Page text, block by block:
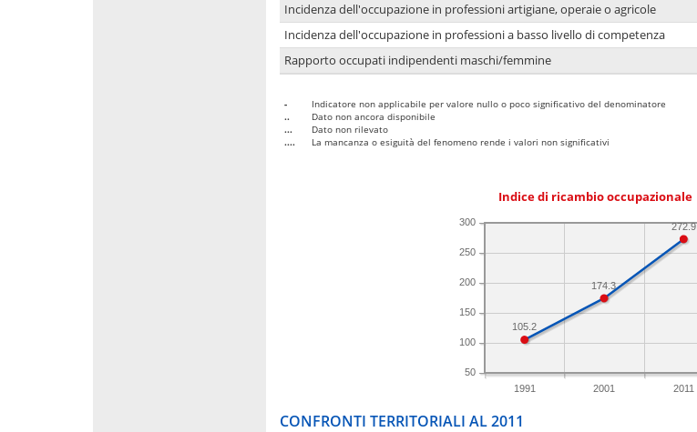
Incidenza dell'occupazione in professioni artigiane, operaie o agricole
Incidenza dell'occupazione in professioni a basso livello di competenza
Rapporto occupati indipendenti maschi/femmine
-
Indicatore non applicabile per valore nullo o poco significativo del denominatore
..
Dato non ancora disponibile
...
Dato non rilevato
....
La mancanza o esiguità del fenomeno rende i valori non significativi
Indice di ricambio occupazionale
1991 2001 2011
50
100
150
200
250
300 272.9
174.3
105.2
CONFRONTI TERRITORIALI AL 2011